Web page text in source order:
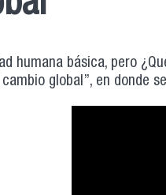
humana básica, pero
global”, en donde